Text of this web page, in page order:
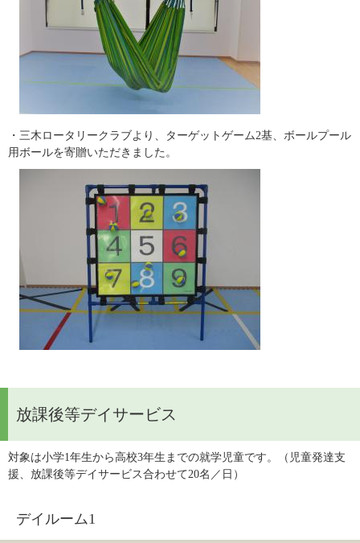
・三木ロータリークラブより、ターゲットゲーム2基、ボールプール
用ボールを寄贈いただきました。
放課後等デイサービス
対象は小学1年生から高校3年生までの就学児童です。（児童発達支
援、放課後等デイサービス合わせて20名／日）
デイルーム1